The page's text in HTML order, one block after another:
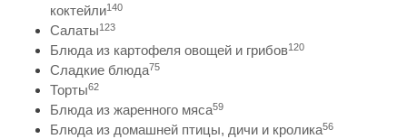
коктейли140
Салаты123
Блюда из картофеля овощей и грибов120
Сладкие блюда75
Торты62
Блюда из жаренного мяса59
Блюда из домашней птицы, дичи и кролика56